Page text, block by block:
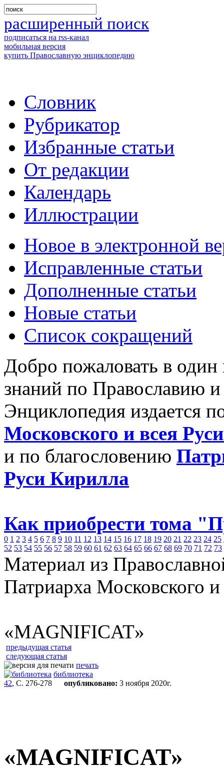
расширенный поиск
подписаться на rss-канал
мобильная версия
купить Православную энциклопедию
Словник
Рубрикатор
Избранные статьи
От редакции
Календарь
Иллюстрации
Новое в электронной
Исправленные статьи
Дополненные статьи
Новые статьи
Список сокращений
Добро пожаловать в
знаний по Православию
Энциклопедия издается
Московского и всея
и по благословению
Руси Кирилла
Как приобрести тома
0 1 2 3 4 5 6 7 8 9 10 11 12 13 14 15 16 17 18 19 20 21 22 23 24 25
52 53 54 55 56 57 58 59 60 61 62 63 64 65 66 67 68 69 70 71 72 73
Материал из
Патриарха Московского
«MAGNIFICAT»
предыдущая статья
следующая статья
печать
библиотека
42, С. 276-278 опубликовано: 3 ноября 2020г.
«MAGNIFICAT»